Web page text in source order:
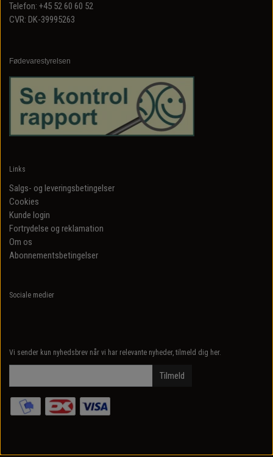
Telefon: +45 52 60 60 52
CVR: DK-39995263
Fødevarestyrelsen
Links
Salgs- og leveringsbetingelser
Cookies
Kunde login
Fortrydelse og reklamation
Om os
Abonnementsbetingelser
Sociale medier
Vi sender kun nyhedsbrev når vi har relevante nyheder, tilmeld dig her.
Tilmeld